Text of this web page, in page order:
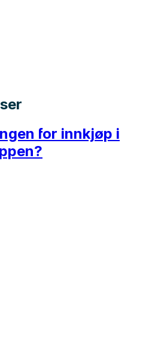
for innkjøp i